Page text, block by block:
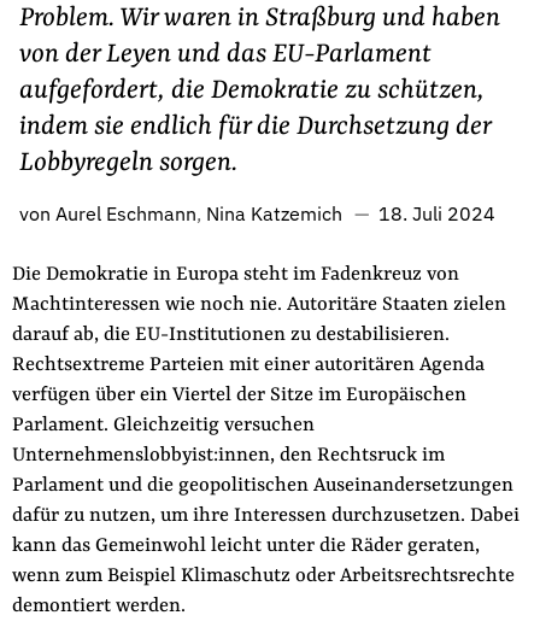
Macht der Digitalkonzerne
Spenden & Fördern
Fördermitglied werden
Jetzt Spenden
Geschenkspende
Bußgelder und Geldauflagen
Testamentsspende
Newsletter
Appelle unterzeichnen
Kontakt
Impressum
Suche
auf
Problem. Wir waren in Straßburg und haben
von der Leyen und das EU-Parlament
aufgefordert, die Demokratie zu schützen,
indem sie endlich für die Durchsetzung der
Lobbyregeln sorgen.
von Aurel Eschmann Nina Katzemich 18. Juli 2024
Die Demokratie in Europa steht im Fadenkreuz von
Machtinteressen wie noch nie. Autoritäre Staaten zielen
darauf ab, die EU-Institutionen zu destabilisieren.
Rechtsextreme Parteien mit einer autoritären Agenda
verfügen über ein Viertel der Sitze im Europäischen
Parlament. Gleichzeitig versuchen
Unternehmenslobbyist:innen, den Rechtsruck im
Parlament und die geopolitischen Auseinandersetzungen
dafür zu nutzen, um ihre Interessen durchzusetzen. Dabei
kann das Gemeinwohl leicht unter die Räder geraten,
wenn zum Beispiel Klimaschutz oder Arbeitsrechtsrechte
demontiert werden.